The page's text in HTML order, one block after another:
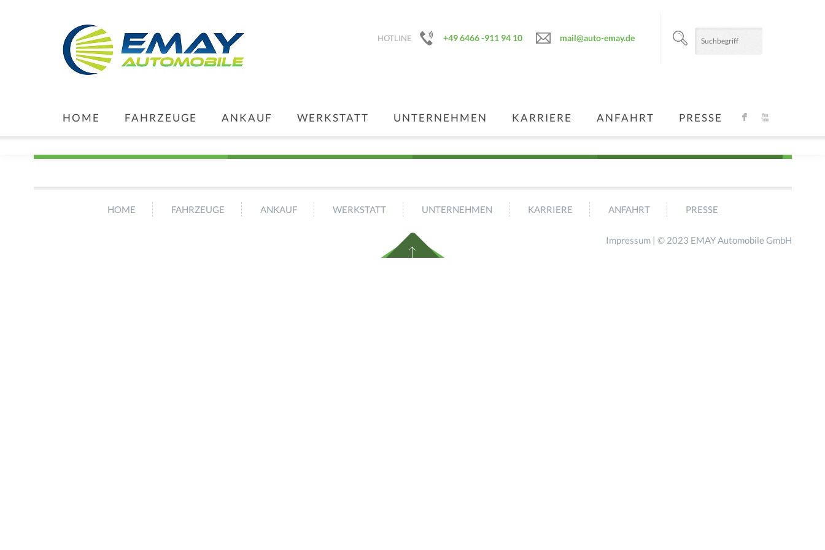
F X
HOTLINE +49 6466 -911 94 10 mail@auto-emay.de
HOME FAHRZEUGE ANKAUF WERKSTATT UNTERNEHMEN KARRIERE ANFAHRT PRESSE
HOME FAHRZEUGE ANKAUF WERKSTATT UNTERNEHMEN KARRIERE ANFAHRT PRESSE
Impressum| © 2023 EMAY Automobile GmbH